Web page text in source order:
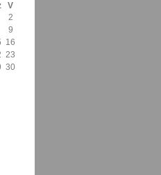
V
2
9
16
23
30